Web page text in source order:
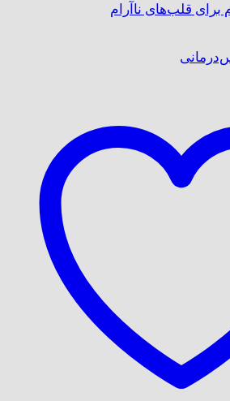
برای قلب‌های ناآرام